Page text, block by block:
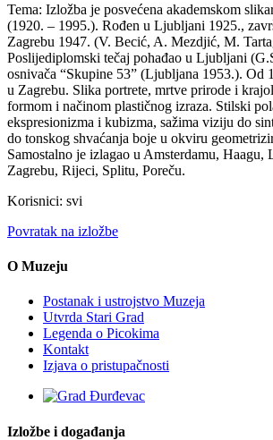
Tema: Izložba je posvećena akademskom
(1920. – 1995.). Rođen u Ljubljani 1925.,
Zagrebu 1947. (V. Becić, A. Mezdjić, M.
Poslijediplomski tečaj pohađao u Ljubljani
osnivača “Skupine 53” (Ljubljana 1953.). Od
u Zagrebu. Slika portrete, mrtve prirode i
formom i načinom plastičnog izraza. Stilski
ekspresionizma i kubizma, sažima viziju do
do tonskog shvaćanja boje u okviru
Samostalno je izlagao u Amsterdamu, Haagu,
Zagrebu, Rijeci, Splitu, Poreču.
Korisnici: svi
Povratak na izložbe
O Muzeju
Postanak i ustrojstvo Muzeja
Utvrda Stari Grad
Legenda o Picokima
Kontakt
Izjava o pristupačnosti
Izložbe i događanja